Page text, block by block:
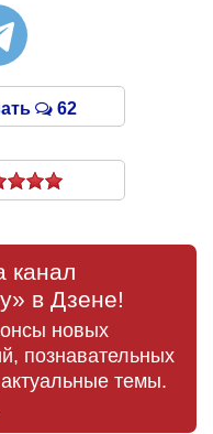
62
канал
в Дзене!
новых
познавательных
темы.